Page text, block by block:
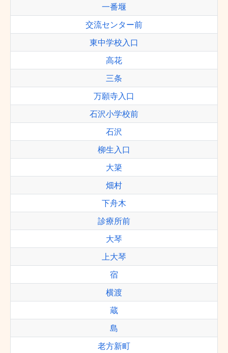
一番堰
交流センター前
東中学校入口
高花
三条
万願寺入口
石沢小学校前
石沢
柳生入口
大簗
畑村
下舟木
診療所前
大琴
上大琴
宿
横渡
蔵
島
老方新町